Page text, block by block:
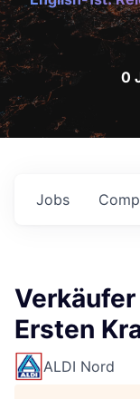
0
Jobs
Ersten
ALDI Nord